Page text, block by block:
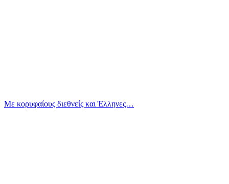
Με κορυφαίους διεθνείς και Έλληνες…